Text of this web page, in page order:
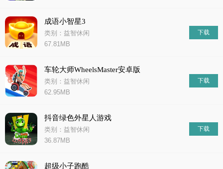
成语小智星3
类别：益智休闲
67.81MB
下载
车轮大师WheelsMaster安卓版
类别：益智休闲
62.95MB
下载
抖音绿色外星人游戏
类别：益智休闲
36.87MB
下载
超级小子跑酷